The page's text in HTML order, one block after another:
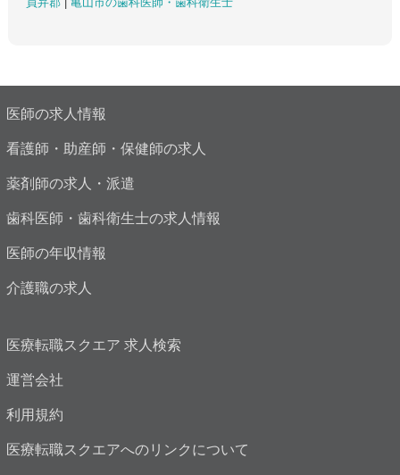
医師の求人情報
看護師・助産師・保健師の求人
薬剤師の求人・派遣
歯科医師・歯科衛生士の求人情報
医師の年収情報
介護職の求人
医療転職スクエア 求人検索
運営会社
利用規約
医療転職スクエアへのリンクについて